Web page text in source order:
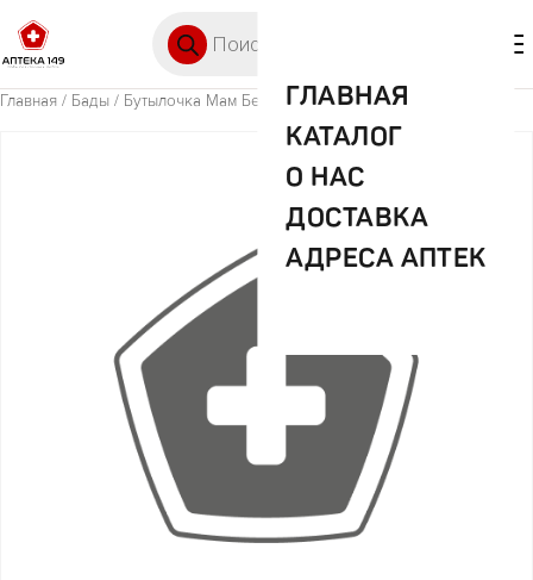
ГЛАВНАЯ
КАТАЛОГ
О НАС
ДОСТАВКА
АДРЕСА АПТЕК
Главная / Бады / Бутылочка Мам Беби 250мл с ручками арт.2969819